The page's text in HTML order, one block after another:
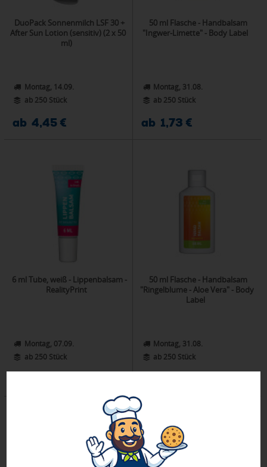
DuoPack Sonnenmilch LSF 30 +
After Sun Lotion (sensitiv) (2 x 50
ml)
Montag, 14.09.
ab 250 Stück
ab 4,45 €
50 ml Flasche - Handbalsam
"Ingwer-Limette" - Body Label
Montag, 31.08.
ab 250 Stück
ab 1,73 €
6 ml Tube, weiß - Lippenbalsam -
RealityPrint
Montag, 07.09.
ab 250 Stück
50 ml Flasche - Handbalsam
"Ringelblume - Aloe Vera" - Body
Label
Montag, 31.08.
ab 250 Stück